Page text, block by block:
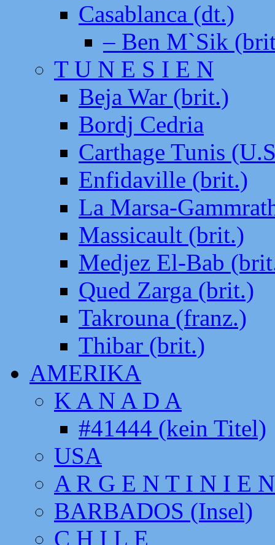
Casablanca (dt.)
– Ben M`Sik
T U N E S I E N
Beja War (brit.)
Bordj Cedria
Carthage Tunis
Enfidaville (brit.)
La Marsa-
Massicault (brit.)
Medjez El-Bab
Qued Zarga (brit.)
Takrouna (franz.)
Thibar (brit.)
AMERIKA
K A N A D A
#41444 (kein Titel)
USA
A R G E N T I N I E N
BARBADOS (Insel)
C H I L E